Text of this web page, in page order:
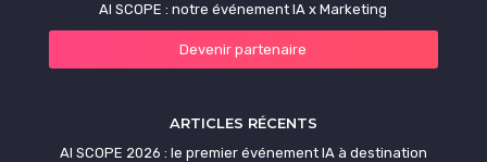
AI SCOPE : notre événement IA x Marketing
Devenir partenaire
ARTICLES RÉCENTS
AI SCOPE 2026 : le premier événement IA à destination